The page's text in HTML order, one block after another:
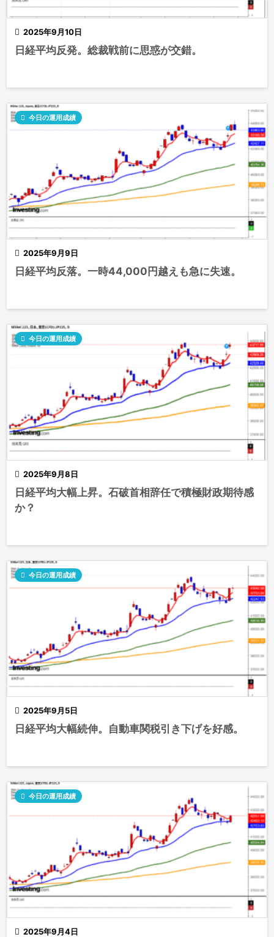
 2025年9月10日
日経平均反発。総裁戦前に思惑が交錯。
 2025年9月9日
 今日の運用成績
日経平均反落。一時44,000円越えも急に失速。
 2025年9月8日
 今日の運用成績
日経平均大幅上昇。石破首相辞任で積極財政期待感
か？
 2025年9月5日
 今日の運用成績
日経平均大幅続伸。自動車関税引き下げを好感。
 2025年9月4日
 今日の運用成績